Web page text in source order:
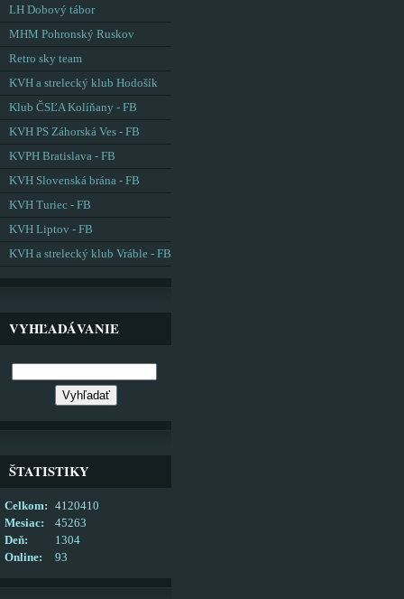
LH Dobový tábor
MHM Pohronský Ruskov
Retro sky team
KVH a strelecký klub Hodošík
Klub ČSĽA Kolíňany - FB
KVH PS Záhorská Ves - FB
KVPH Bratislava - FB
KVH Slovenská brána - FB
KVH Turiec - FB
KVH Liptov - FB
KVH a strelecký klub Vráble - FB
VYHĽADÁVANIE
ŠTATISTIKY
Online: 93
Celkom:
4120410
Mesiac:
45263
Deň:
1304